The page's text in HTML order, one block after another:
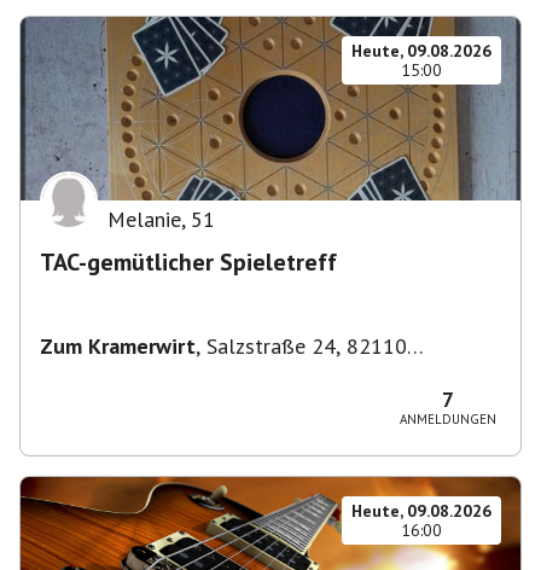
Heute, 09.08.2026
15:00
Melanie, 51
TAC-gemütlicher Spieletreff
Zum Kramerwirt, Salzstraße 24, 82110
7
ANMELDUNGEN
Heute, 09.08.2026
16:00